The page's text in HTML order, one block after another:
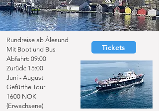
Rundreise ab Ålesund
Mit Boot und Bus
Abfahrt: 09:00
Zurück: 15:00
Juni - August
Gefürthe Tour
1600 NOK
(Erwachsene)
Tickets